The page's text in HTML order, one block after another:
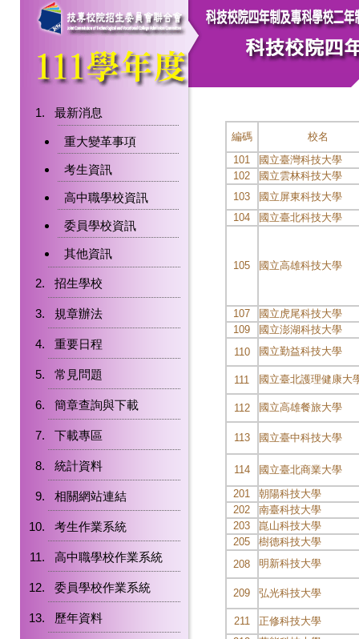
最新消息
重大變革事項
考生資訊
高中職學校資訊
委員學校資訊
其他資訊
招生學校
規章辦法
重要日程
常見問題
簡章查詢與下載
下載專區
統計資料
相關網站連結
考生作業系統
高中職學校作業系統
委員學校作業系統
歷年資料
編碼
校名
101
國立臺灣科技大學
102
國立雲林科技大學
103
國立屏東科技大學
104
國立臺北科技大學
105 國立高雄科技大學
107
國立虎尾科技大學
109
國立澎湖科技大學
110
國立勤益科技大學
111 國立臺北護理健康大
112 國立高雄餐旅大學
113 國立臺中科技大學
114
國立臺北商業大學
201
朝陽科技大學
202
南臺科技大學
203
崑山科技大學
205
樹德科技大學
208
明新科技大學
209 弘光科技大學
211
正修科技大學